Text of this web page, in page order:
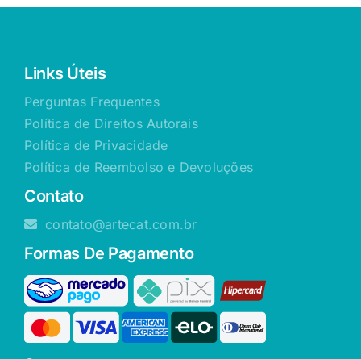
Links Úteis
Perguntas Frequentes
Política de Direitos Autorais
Política de Privacidade
Política de Reembolso e Devoluções
Contato
contato@artecat.com.br
Formas De Pagamento